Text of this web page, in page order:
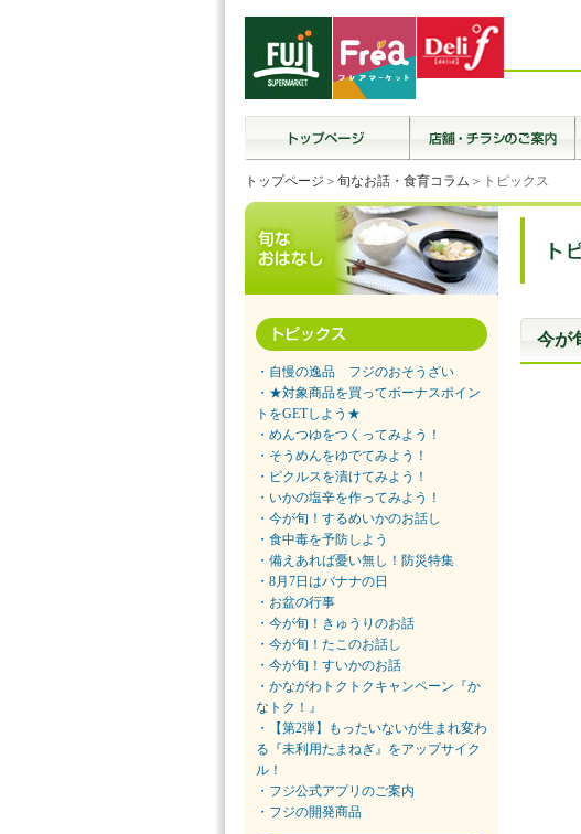
トップページ ＞ 旬なお話・食育コラム ＞トピックス
今が
・自慢の逸品 フジのおそうざい
・★対象商品を買ってボーナスポイン
トをGETしよう★
・めんつゆをつくってみよう！
・そうめんをゆでてみよう！
・ピクルスを漬けてみよう！
・いかの塩辛を作ってみよう！
・今が旬！するめいかのお話し
・食中毒を予防しよう
・備えあれば憂い無し！防災特集
・8月7日はバナナの日
・お盆の行事
・今が旬！きゅうりのお話
・今が旬！たこのお話し
・今が旬！すいかのお話
・かながわトクトクキャンペーン『か
なトク！』
・【第2弾】もったいないが生まれ変わ
る『未利用たまねぎ』をアップサイク
ル！
・フジ公式アプリのご案内
・フジの開発商品